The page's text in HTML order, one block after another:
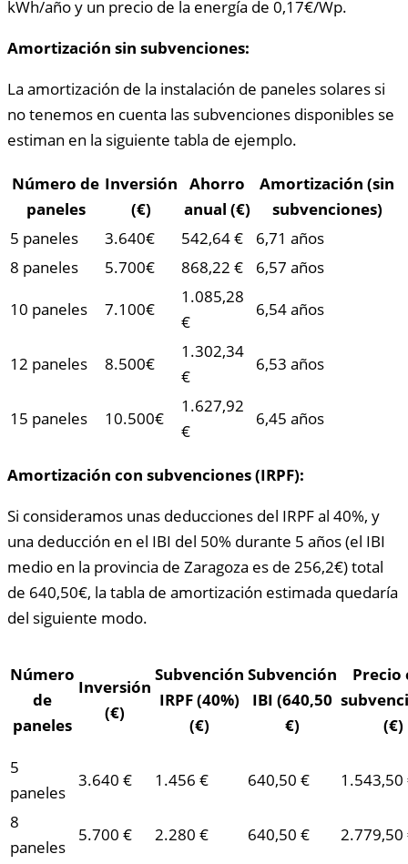
kWh/año y un precio de la energía de 0,17€/Wp.
Amortización sin subvenciones:
La amortización de la instalación de paneles solares si
no tenemos en cuenta las subvenciones disponibles se
estiman en la siguiente tabla de ejemplo.
Número de
paneles
Inversión
(€)
Ahorro
anual (€)
Amortización (sin
subvenciones)
5 paneles
3.640€ 542,64 €
6,71 años
8 paneles
5.700€ 868,22 €
6,57 años
10 paneles
7.100€
1.085,28
€
6,54 años
12 paneles 8.500€
1.302,34
€
6,53 años
15 paneles 10.500€
1.627,92
€
6,45 años
Amortización con subvenciones (IRPF):
Si consideramos unas deducciones del IRPF al 40%, y
una deducción en el IBI del 50% durante 5 años (el IBI
medio en la provincia de Zaragoza es de 256,2€) total
de 640,50€, la tabla de amortización estimada quedaría
del siguiente modo.
Número
de
paneles
Inversión
(€)
Subvención
IRPF (40%)
(€)
Subvención
IBI (640,50
€)
Precio
(€)
5
paneles
3.640 € 1.456 € 640,50 €
1.543,50
8
paneles
5.700 € 2.280 € 640,50 €
2.779,50